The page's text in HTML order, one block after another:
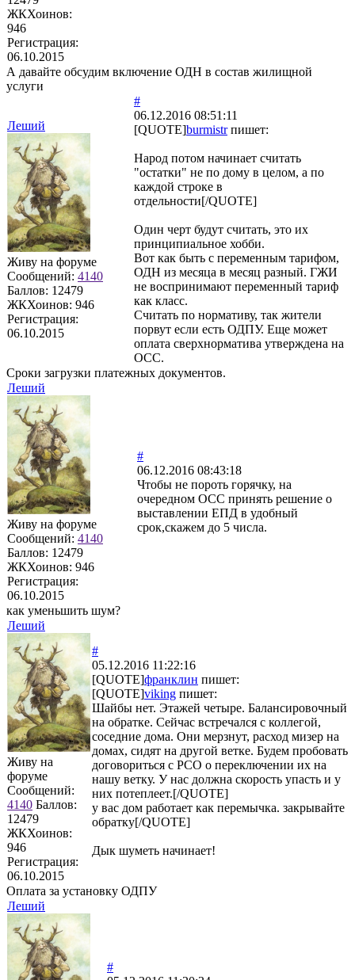
ЖКХоинов:
946
Регистрация:
06.10.2015
А давайте обсудим включение ОДН в состав жилищной
услуги
Леший
Живу на форуме
Сообщений: 4140
Баллов: 12479
ЖКХоинов: 946
Регистрация:
06.10.2015
#
06.12.2016 08:51:11
[QUOTE]burmistrпишет:
Народ потом начинает считать
"остатки" не по дому в целом, а по
каждой строке в
отдельности[/QUOTE]
Один черт будут считать, это их
принципиальное хобби.
Вот как быть с переменным тарифом,
ОДН из месяца в месяц разный. ГЖИ
не воспринимают переменный тариф
как класс.
Считать по нормативу, так жители
порвут если есть ОДПУ. Еще может
оплата сверхнорматива утверждена на
ОСС.
Сроки загрузки платежных документов.
Леший
Живу на форуме
Сообщений: 4140
Баллов: 12479
ЖКХоинов: 946
Регистрация:
06.10.2015
#
06.12.2016 08:43:18
Чтобы не пороть горячку, на
очередном ОСС принять решение о
выставлении ЕПД в удобный
срок,скажем до 5 числа.
как уменьшить шум?
Леший
Живу на
форуме
Сообщений:
4140 Баллов:
12479
ЖКХоинов:
946
Регистрация:
06.10.2015
#
05.12.2016 11:22:16
[QUOTE]франклин пишет:
[QUOTE]viking пишет:
Шайбы нет. Этажей четыре. Балансировочный
на обратке. Сейчас встречался с коллегой,
соседние дома. Они мерзнут, расход мизер на
домах, сидят на другой ветке. Будем пробовать
договориться с РСО о переключении их на
нашу ветку. У нас должна скорость упасть и у
них потеплеет.[/QUOTE]
у вас дом работает как перемычка. закрывайте
обратку[/QUOTE]
Дык шуметь начинает!
Оплата за установку ОДПУ
Леший
#